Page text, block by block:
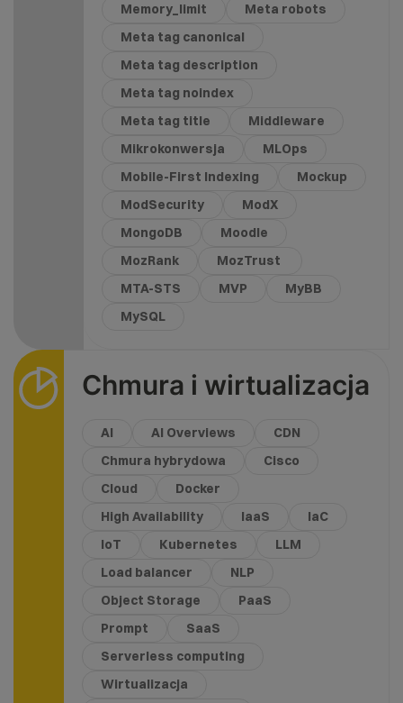
Memory_limit
Meta robots
Meta tag canonical
Meta tag description
Meta tag noindex
Meta tag title
Middleware
Mikrokonwersja
MLOps
Mobile-First Indexing
Mockup
ModSecurity
ModX
MongoDB
Moodle
MozRank
MozTrust
MTA-STS
MVP
MyBB
MySQL
Chmura i wirtualizacja
AI AI Overviews
CDN
Chmura hybrydowa
Cisco
Cloud
Docker
High Availability
IaaS
IaC
IoT
Kubernetes
LLM
Load balancer
NLP
Object Storage
PaaS
Prompt
SaaS
Serverless computing
Wirtualizacja